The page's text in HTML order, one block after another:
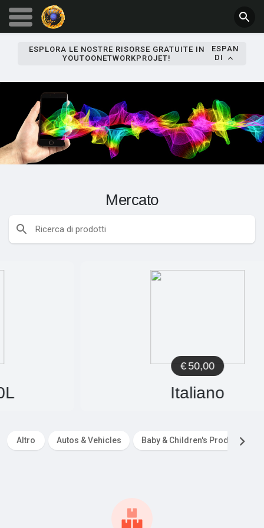
ESPLORA LE NOSTRE RISORSE GRATUITE IN
YOUTOONETWORKPROJET!
ESPAN
DI
Mercato
Italiano
50,00
Altro Autos & Vehicles Baby & Children's Products